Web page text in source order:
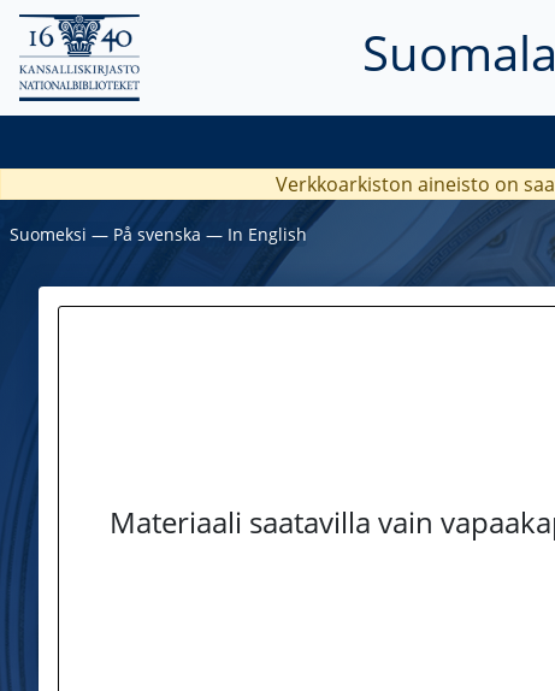
Verkkoarkiston aineisto on
Suomeksi ― På svenska ― In English
Materiaali saatavilla vain